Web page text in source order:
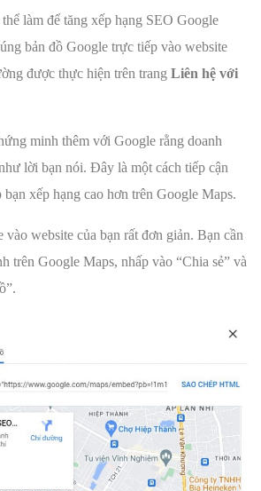
làm để tăng xếp hạng SEO Google
bản đồ Google trực tiếp vào website
được thực hiện trên trang Liên hệ với
minh thêm với Google rằng doanh
lời bạn nói. Đây là một cách tiếp cận
xếp hạng cao hơn trên Google Maps.
website của bạn rất đơn giản. Bạn cần
trên Google Maps, nhấp vào “Chia sẻ” và